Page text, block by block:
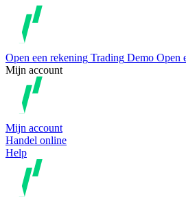
Open een rekening Trading Demo Open
Mijn account
Mijn account
Handel online
Help